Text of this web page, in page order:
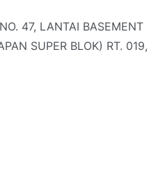
47, LANTAI BASEMENT
SUPER BLOK) RT. 019,